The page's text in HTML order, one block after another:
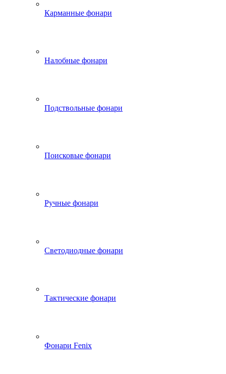
Карманные фонари
Налобные фонари
Подствольные фонари
Поисковые фонари
Ручные фонари
Светодиодные фонари
Тактические фонари
Фонари Fenix